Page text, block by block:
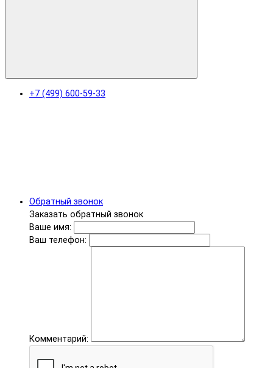
+7 (499) 600-59-33
Обратный звонок
Заказать обратный звонок
Ваше имя:
Ваш телефон:
Комментарий: